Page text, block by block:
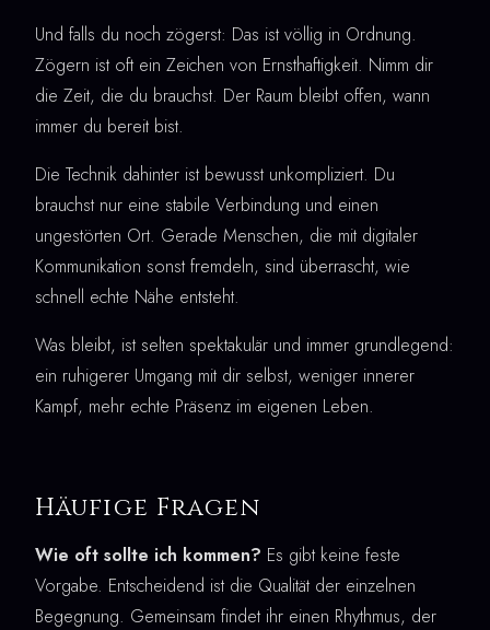
Und falls du noch zögerst: Das ist völlig in Ordnung.
Zögern ist oft ein Zeichen von Ernsthaftigkeit. Nimm dir
die Zeit, die du brauchst. Der Raum bleibt offen, wann
immer du bereit bist.
Die Technik dahinter ist bewusst unkompliziert. Du
brauchst nur eine stabile Verbindung und einen
ungestörten Ort. Gerade Menschen, die mit digitaler
Kommunikation sonst fremdeln, sind überrascht, wie
schnell echte Nähe entsteht.
Was bleibt, ist selten spektakulär und immer grundlegend:
ein ruhigerer Umgang mit dir selbst, weniger innerer
Kampf, mehr echte Präsenz im eigenen Leben.
Häufige Fragen
Wie oft sollte ich kommen? Es gibt keine feste
Vorgabe. Entscheidend ist die Qualität der einzelnen
Begegnung. Gemeinsam findet ihr einen Rhythmus, der